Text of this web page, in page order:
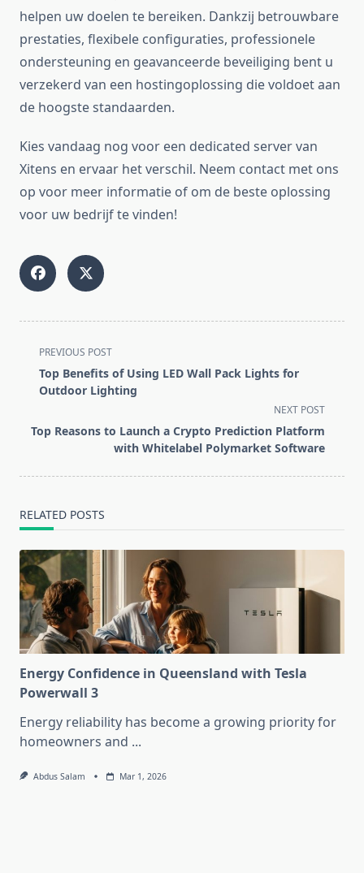
helpen uw doelen te bereiken. Dankzij betrouwbare
prestaties, flexibele configuraties, professionele
ondersteuning en geavanceerde beveiliging bent u
verzekerd van een hostingoplossing die voldoet aan
de hoogste standaarden.
Kies vandaag nog voor een dedicated server van
Xitens en ervaar het verschil. Neem contact met ons
op voor meer informatie of om de beste oplossing
voor uw bedrijf te vinden!
<span
class="nav-
subtitle
reader-
text">Page</span>
PREVIOUS POST
Top Benefits of Using LED Wall Pack Lights for
Outdoor Lighting
NEXT POST
Top Reasons to Launch a Crypto Prediction Platform
with Whitelabel Polymarket Software
RELATED POSTS
Energy Confidence in Queensland with Tesla
Powerwall 3
Energy reliability has become a growing priority for
homeowners and ...
Abdus Salam Mar 1, 2026